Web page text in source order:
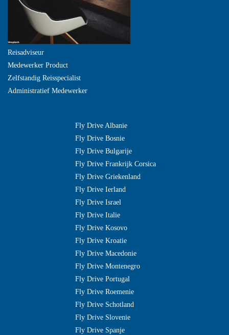
Reisadviseur
Medewerker Product
Zelfstandig Reisspecialist
Administratief Medewerker
Fly Drive Albanie
Fly Drive Bosnie
Fly Drive Bulgarije
Fly Drive Frankrijk Corsica
Fly Drive Griekenland
Fly Drive Ierland
Fly Drive Israel
Fly Drive Italie
Fly Drive Kosovo
Fly Drive Kroatie
Fly Drive Macedonie
Fly Drive Montenegro
Fly Drive Portugal
Fly Drive Roemenie
Fly Drive Schotland
Fly Drive Slovenie
Fly Drive Spanje